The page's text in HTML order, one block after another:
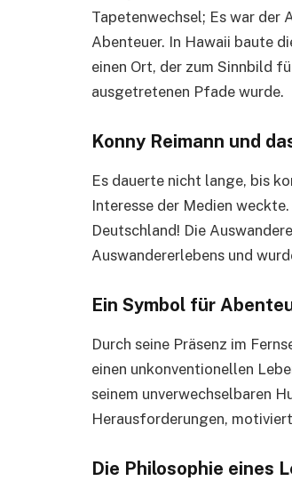
Tapetenwechsel; Es war der
Abenteuer. In Hawaii baute
einen Ort, der zum Sinnbild
ausgetretenen Pfade wurde.
Konny Reimann und
Es dauerte nicht lange, bis
Interesse der Medien
Deutschland! Die
Auswandererlebens und
Ein Symbol für
Durch seine Präsenz im
einen unkonventionellen
seinem unverwechselbaren
Herausforderungen,
Die Philosophie eines